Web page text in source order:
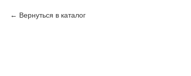
Вернуться в каталог